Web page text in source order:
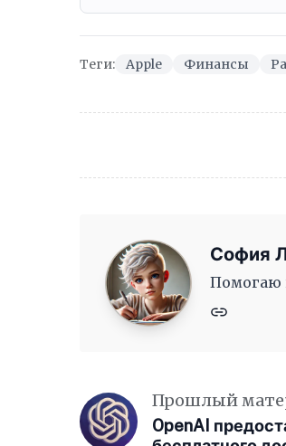
Теги: Apple Финансы
София
Помогаю
Прошлый
OpenAI